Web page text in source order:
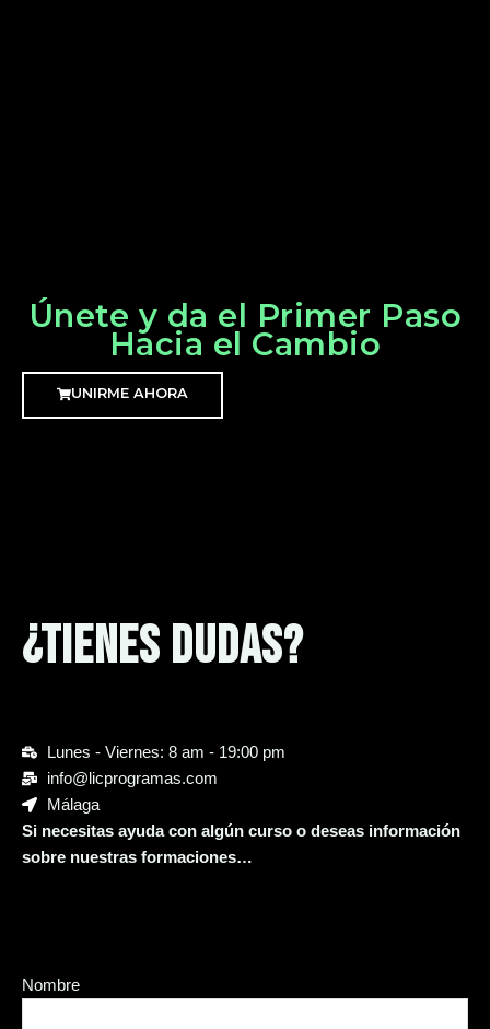
Únete y da el Primer Paso
Hacia el Cambio
UNIRME AHORA
¿Tienes dudas?
Lunes - Viernes: 8 am - 19:00 pm
info@licprogramas.com
Málaga
Si necesitas ayuda con algún curso o deseas información
sobre nuestras formaciones…
Nombre